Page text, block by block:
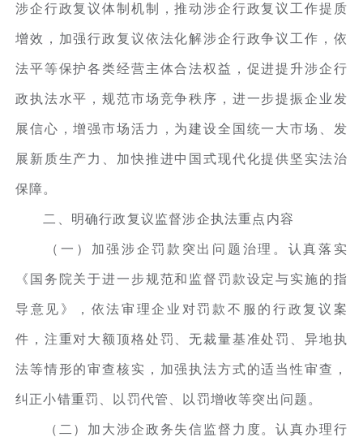
涉企行政复议体制机制，推动涉企行政复议工作提质
增效，加强行政复议依法化解涉企行政争议工作，依
法平等保护各类经营主体合法权益，促进提升涉企行
政执法水平，规范市场竞争秩序，进一步提振企业发
展信心，增强市场活力，为建设全国统一大市场、发
展新质生产力、加快推进中国式现代化提供坚实法治
保障。
二、明确行政复议监督涉企执法重点内容
（一）加强涉企罚款突出问题治理。认真落实
《国务院关于进一步规范和监督罚款设定与实施的指
导意见》，依法审理企业对罚款不服的行政复议案
件，注重对大额顶格处罚、无裁量基准处罚、异地执
法等情形的审查核实，加强执法方式的适当性审查，
纠正小错重罚、以罚代管、以罚增收等突出问题。
（二）加大涉企政务失信监督力度。认真办理行